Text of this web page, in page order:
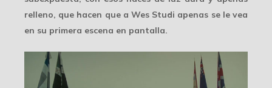
relleno, que hacen que a Wes Studi apenas se le vea
en su primera escena en pantalla.